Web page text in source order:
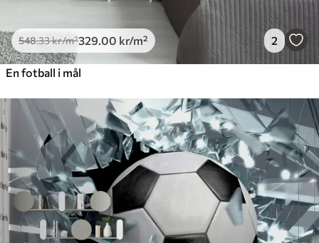
548.33kr/m²329 .00 kr/m² 2
En fotball i mål